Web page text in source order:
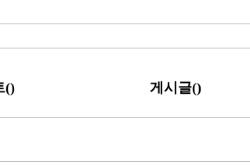
() 게시글()